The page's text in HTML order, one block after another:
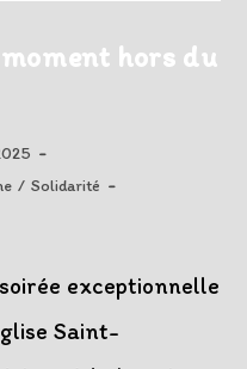
hors du
/ Solidarité
exceptionnelle
Saint-